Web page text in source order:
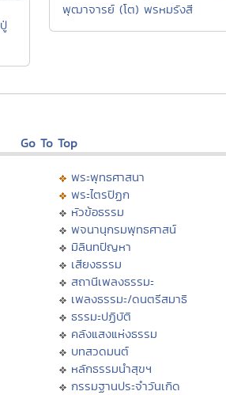
พุฒาจารย์ (โต) พรหมรังสี
Go To Top
พระพุทธศาสนา
พระไตรปิฏก
หัวข้อธรรม
พจนานุกรมพุทธศาสน์
มิลินทปัญหา
เสียงธรรม
สถานีเพลงธรรมะ
เพลงธรรมะ/ดนตรีสมาธิ
ธรรมะปฏิบัติ
คลังแสงแห่งธรรม
บทสวดมนต์
หลักธรรมนำสุขฯ
กรรมฐานประจำวันเกิด